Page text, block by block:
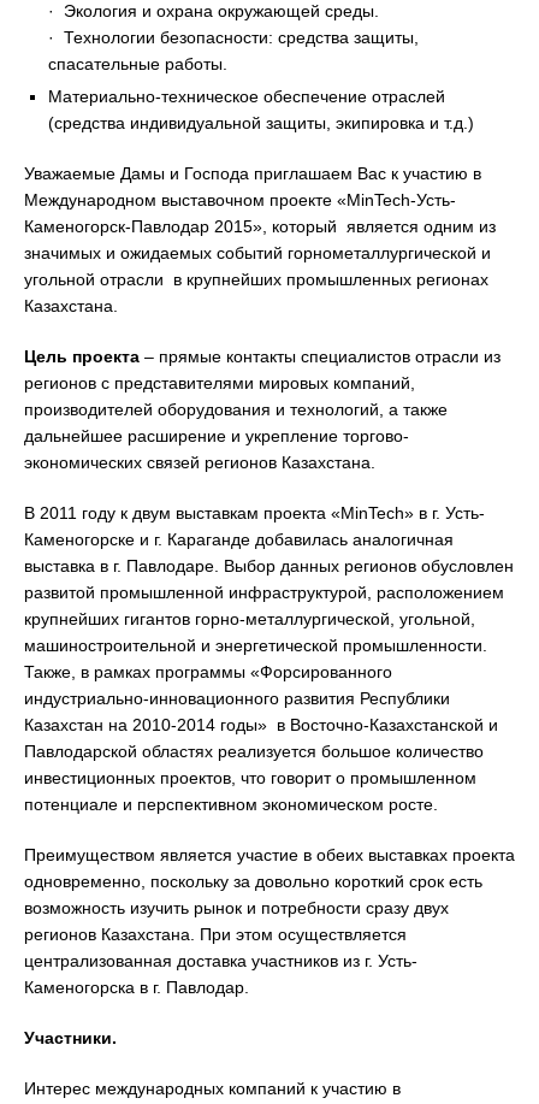
· Экология и охрана окружающей среды.
· Технологии безопасности: средства защиты,
спасательные работы.
Материально-техническое обеспечение отраслей
(средства индивидуальной защиты, экипировка и т.д.)
Уважаемые Дамы и Господа приглашаем Вас к участию в
Международном выставочном проекте «MinTech-Усть-
Каменогорск-Павлодар 2015», который является одним из
значимых и ожидаемых событий горнометаллургической и
угольной отрасли в крупнейших промышленных регионах
Казахстана.
Цель проекта – прямые контакты специалистов отрасли из
регионов с представителями мировых компаний,
производителей оборудования и технологий, а также
дальнейшее расширение и укрепление торгово-
экономических связей регионов Казахстана.
В 2011 году к двум выставкам проекта «MinTech» в г. Усть-
Каменогорске и г. Караганде добавилась аналогичная
выставка в г. Павлодаре. Выбор данных регионов обусловлен
развитой промышленной инфраструктурой, расположением
крупнейших гигантов горно-металлургической, угольной,
машиностроительной и энергетической промышленности.
Также, в рамках программы «Форсированного
индустриально-инновационного развития Республики
Казахстан на 2010-2014 годы» в Восточно-Казахстанской и
Павлодарской областях реализуется большое количество
инвестиционных проектов, что говорит о промышленном
потенциале и перспективном экономическом росте.
Преимуществом является участие в обеих выставках проекта
одновременно, поскольку за довольно короткий срок есть
возможность изучить рынок и потребности сразу двух
регионов Казахстана. При этом осуществляется
централизованная доставка участников из г. Усть-
Каменогорска в г. Павлодар.
Участники.
Интерес международных компаний к участию в